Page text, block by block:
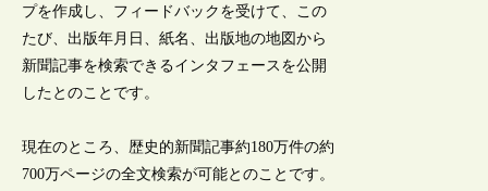
プを作成し、フィードバックを受けて、この
たび、出版年月日、紙名、出版地の地図から
新聞記事を検索できるインタフェースを公開
したとのことです。
現在のところ、歴史的新聞記事約180万件の約
700万ページの全文検索が可能とのことです。